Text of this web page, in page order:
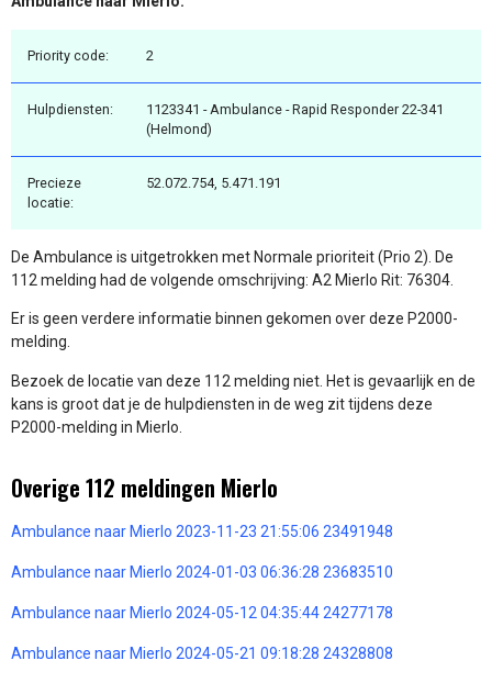
Priority code: 2
Hulpdiensten:
1123341 - Ambulance - Rapid Responder 22-341
(Helmond)
Precieze
locatie:
52.072.754, 5.471.191
De Ambulance is uitgetrokken met Normale prioriteit (Prio 2). De
112 melding had de volgende omschrijving: A2 Mierlo Rit: 76304.
Er is geen verdere informatie binnen gekomen over deze P2000-
melding.
Bezoek de locatie van deze 112 melding niet. Het is gevaarlijk en de
kans is groot dat je de hulpdiensten in de weg zit tijdens deze
P2000-melding in Mierlo.
Overige 112 meldingen Mierlo
Ambulance naar Mierlo 2023-11-23 21:55:06 23491948
Ambulance naar Mierlo 2024-01-03 06:36:28 23683510
Ambulance naar Mierlo 2024-05-12 04:35:44 24277178
Ambulance naar Mierlo 2024-05-21 09:18:28 24328808